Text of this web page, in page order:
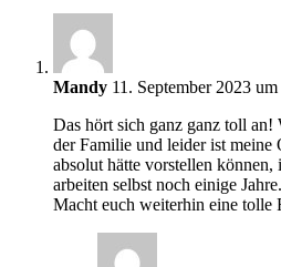
Mandy 11. September 2023
Das hört sich ganz ganz toll
der Familie und leider ist meine
absolut hätte vorstellen
arbeiten selbst noch einige Jahre.
Macht euch weiterhin eine tolle